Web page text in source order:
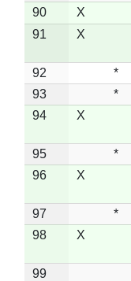
90
X
91
X
92 *
93
*
94
X
95 *
96
X
97 *
98
X
99